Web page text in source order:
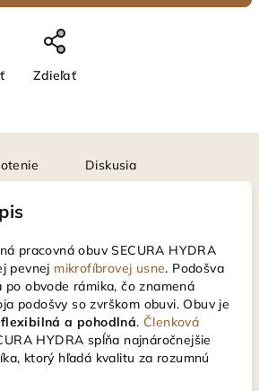
Zdieľať
Diskusia
pracovná obuv SECURA HYDRA
pevnej mikrofíbrovej usne. Podošva
po obvode rámika, čo znamená
podošvy so zvrškom obuvi. Obuv je
a pohodlná. Členková
HYDRA spĺňa najnáročnejšie
ktorý hľadá kvalitu za rozumnú